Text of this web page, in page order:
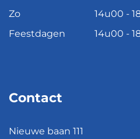
Zo
14u00 -
Feestdagen
14u00 -
Contact
Nieuwe baan 111